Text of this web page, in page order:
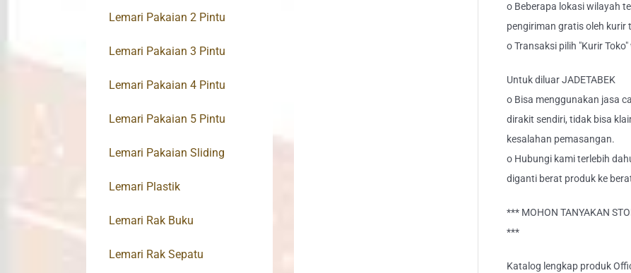
o Beberapa lokasi wilayah
pengiriman gratis oleh kurir
o Transaksi pilih "Kurir
Untuk diluar JADETABEK
o Bisa menggunakan jasa
dirakit sendiri, tidak bisa
kesalahan pemasangan.
o Hubungi kami terlebih
diganti berat produk ke
*** MOHON TANYAKAN
***
Katalog lengkap produk
Lemari Pakaian 2 Pintu
Lemari Pakaian 3 Pintu
Lemari Pakaian 4 Pintu
Lemari Pakaian 5 Pintu
Lemari Pakaian Sliding
Lemari Plastik
Lemari Rak Buku
Lemari Rak Sepatu